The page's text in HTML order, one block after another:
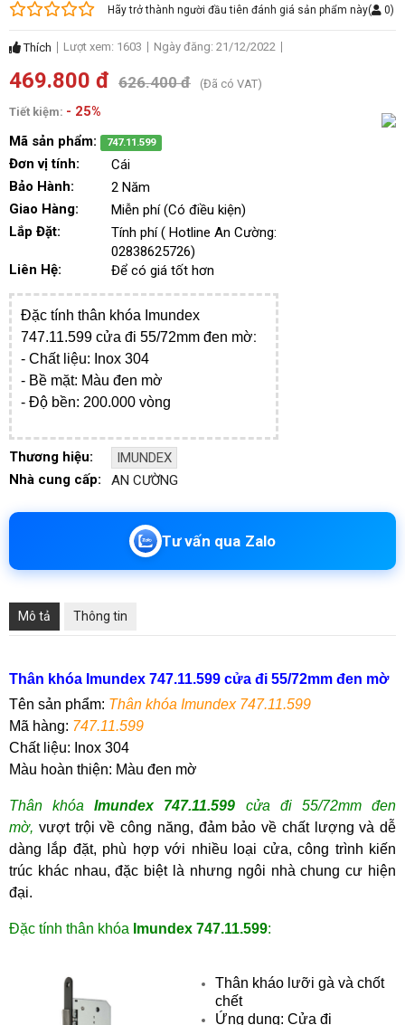
Hãy trở thành người đầu tiên đánh giá sản phẩm này( 0)
Thích Lượt xem: 1603 Ngày đăng: 21/12/2022
469.800 đ 626.400 đ (Đã có VAT)
Tiết kiệm: - 25%
Mã sản phẩm:
747.11.599
Đơn vị tính:
Cái
Bảo Hành:
2 Năm
Giao Hàng:
Miễn phí (Có điều kiện)
Lắp Đặt:
Tính phí ( Hotline An Cường:
02838625726)
Liên Hệ:
Để có giá tốt hơn
Đặc tính thân khóa Imundex
747.11.599 cửa đi 55/72mm đen mờ:
- ​Chất liệu: Inox 304
- Bề mặt: Màu đen mờ
- Độ bền: 200.000 vòng
Thương hiệu:
IMUNDEX
Nhà cung cấp:
AN CƯỜNG
Tư vấn qua Zalo
Mô tả Thông tin
Thân khóa Imundex 747.11.599 cửa đi 55/72mm đen mờ
Tên sản phẩm: Thân khóa Imundex 747.11.599
Mã hàng: 747.11.599
Chất liệu: Inox 304
Màu hoàn thiện: Màu đen mờ
Thân khóaImundex 747.11.599 cửa đi 55/72mm đen
mờ, vượt trội về công năng, đảm bảo về chất lượng và dễ
dàng lắp đặt, phù hợp với nhiều loại cửa, công trình kiến
trúc khác nhau, đặc biệt là nhưng ngôi nhà chung cư hiện
đại.
Đặc tính thân khóa Imundex 747.11.599:
Thân kháo lưỡi gà và chốt
chết
Ứng dụng: Cửa đi